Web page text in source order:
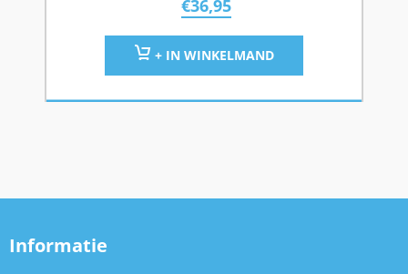
€36,95
+ IN WINKELMAND
Informatie